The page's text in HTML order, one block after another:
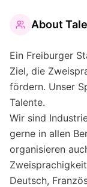
About
Ein Freiburger
Ziel, die
fördern. Unser
Talente.
Wir sind
gerne in allen
organisieren
Deutsch,